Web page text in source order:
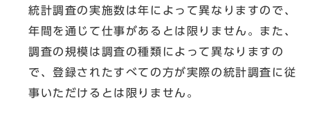
統計調査の実施数は年によって異なりますので、
年間を通じて仕事があるとは限りません。また、
調査の規模は調査の種類によって異なりますの
で、登録されたすべての方が実際の統計調査に従
事いただけるとは限りません。